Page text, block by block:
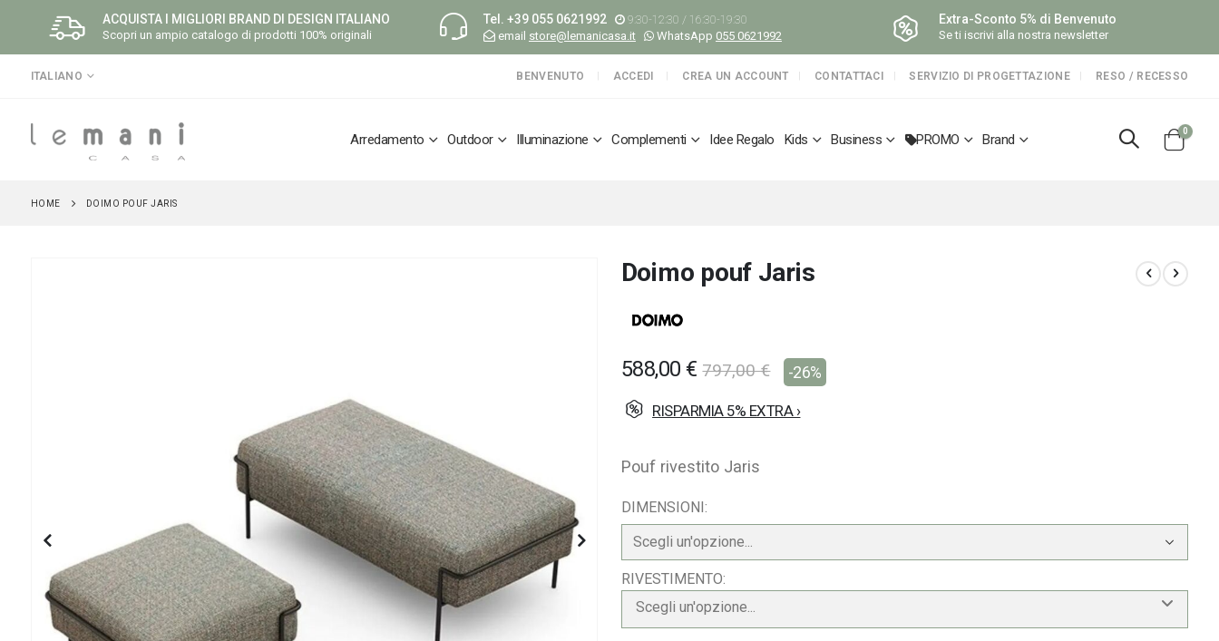
ACQUISTA I MIGLIORI BRAND DI DESIGN ITALIANO
Scopri un ampio catalogo di prodotti 100% originali
Tel. +39 055 0621992
9:30-12:30 / 16:30-19:30
email store@lemanicasa.it WhatsApp 055 0621992
Extra-Sconto 5% di Benvenuto
Se ti iscrivi alla nostra newsletter
LINGUA
ITALIANO BENVENUTO ACCEDI CREA UN ACCOUNT CONTATTACI SERVIZIO DI PROGETTAZIONE RESO / RECESSO
Arredamento Outdoor Illuminazione Complementi Idee Regalo Kids Business PROMO Brand
Cart
0
HOME DOIMO POUF JARIS
Doimo pouf Jaris
588,00 € 797,00 € -26%
RISPARMIA 5% EXTRA ›
Pouf rivestito Jaris
DIMENSIONI
RIVESTIMENTO
Scegli un'opzione...